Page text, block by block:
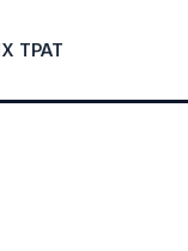
ТРАТ